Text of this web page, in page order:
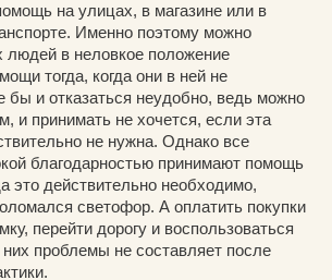
на улицах, в магазине или в
Именно поэтому можно
людей в неловкое положение
тогда, когда они в ней не
бы и отказаться неудобно, ведь можно
и принимать не хочется, если эта
не нужна. Однако все
благодарностью принимают помощь
это действительно необходимо,
светофор. А оплатить покупки
перейти дорогу и воспользоваться
проблемы не составляет после